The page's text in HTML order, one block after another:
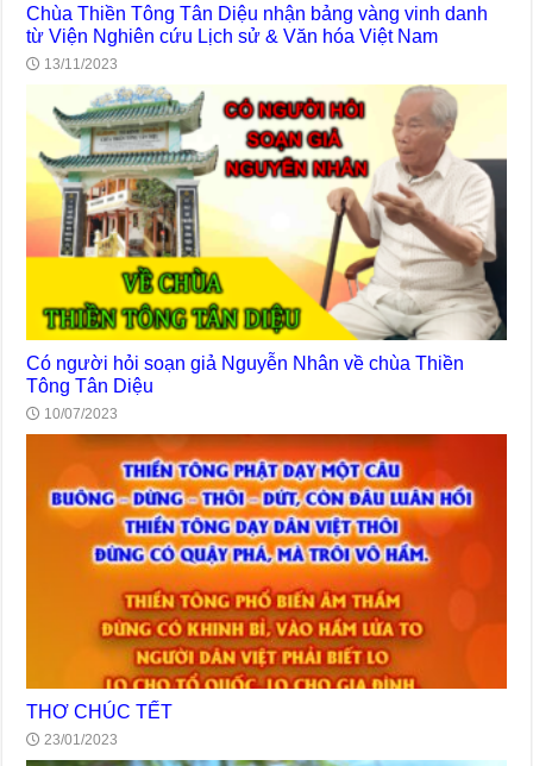
Chùa Thiền Tông Tân Diệu nhận bảng vàng vinh danh
từ Viện Nghiên cứu Lịch sử & Văn hóa Việt Nam
13/11/2023
Có người hỏi soạn giả Nguyễn Nhân về chùa Thiền
Tông Tân Diệu
10/07/2023
THƠ CHÚC TẾT
23/01/2023